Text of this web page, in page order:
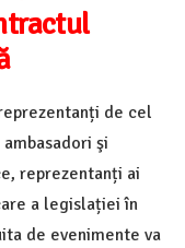
de cel
şi
reprezentanți ai
a legislației în
de evenimente va